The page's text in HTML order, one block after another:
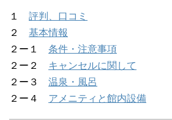
１ 評判、口コミ
２ 基本情報
２ー１ 条件・注意事項
２ー２ キャンセルに関して
２ー３ 温泉・風呂
２ー４ アメニティと館内設備